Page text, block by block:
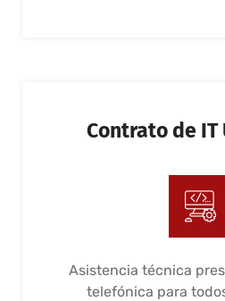
Contrato de
Asistencia técnica
telefónica para